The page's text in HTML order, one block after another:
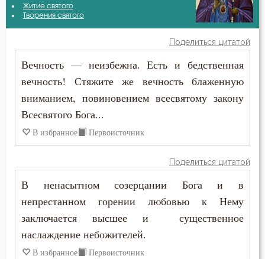
Атеизм
Безмолвие
Бесстрастие
Бесы
Благоговение
Благодарность
Благодать
Ближний
Василий Великий
Григорий Нисский
Григорий Палама
Григорий Синаит
Ерм
Игнатий Брянчанинов
Иоанн Кассиан Римлянин
Житие святого
Творения святого
Поделиться цитатой
Вечность — неизбежна. Есть и бедственная
вечность! Стяжите же вечность блаженную
вниманием, повиновением всесвятому закону
Всесвятого Бога...
В избранное Первоисточник
Поделиться цитатой
В ненасытном созерцании Бога и в
непрестанном горении любовью к Нему
заключается высшее и существенное
наслаждение небожителей.
В избранное Первоисточник